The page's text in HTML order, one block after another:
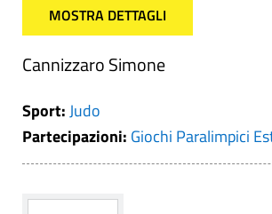
MOSTRA DETTAGLI
Cannizzaro Simone
Sport:Judo
Partecipazioni: Giochi Paralimpici